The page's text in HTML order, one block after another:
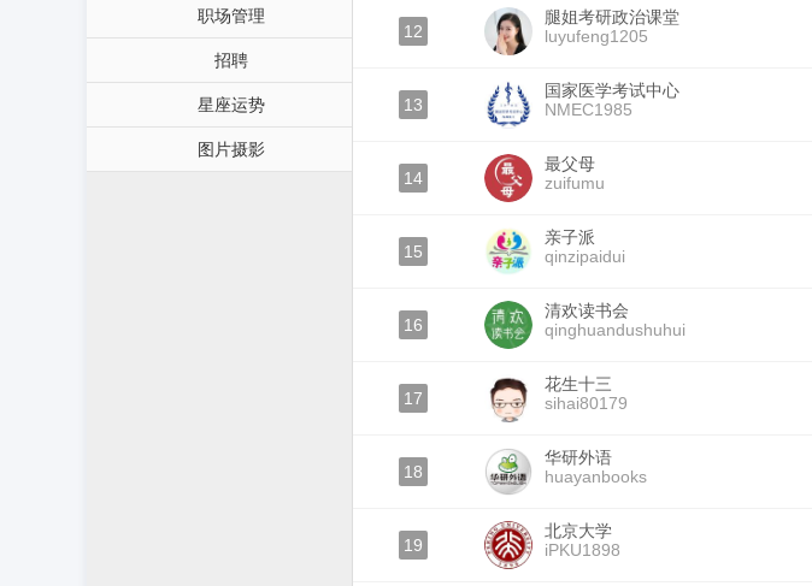
职场管理
招聘
星座运势
图片摄影
12
腿姐考研政治课堂
luyufeng1205
13
国家医学考试中心
NMEC1985
14
最父母
zuifumu
15
亲子派
qinzipaidui
16
清欢读书会
qinghuandushuhui
17
花生十三
sihai80179
18
华研外语
huayanbooks
19
北京大学
iPKU1898